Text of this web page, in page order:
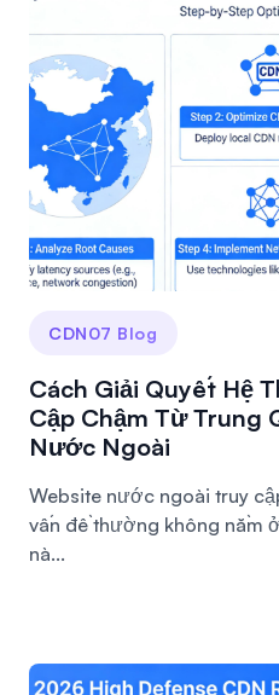
CDN07 Blog
Cách Giải Quyết Hệ
Cập Chậm Từ Trung
Nước Ngoài
Website nước ngoài truy
vấn đề thường không nằm
nà...